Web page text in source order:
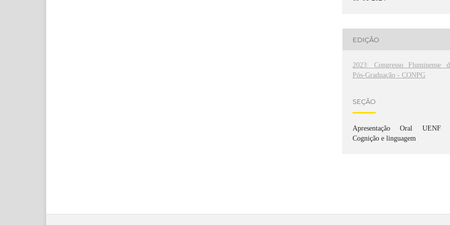
EDIÇÃO
2023: Congresso Fluminense
Pós-Graduação - CONPG
SEÇÃO
Apresentação Oral UENF
Cognição e linguagem